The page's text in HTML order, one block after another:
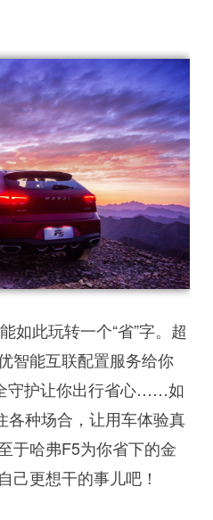
如此玩转一个“省”字。超
智能互联配置服务给你
守护让你出行省心……如
各种场合，让用车体验真
于哈弗F5为你省下的金
己更想干的事儿吧！